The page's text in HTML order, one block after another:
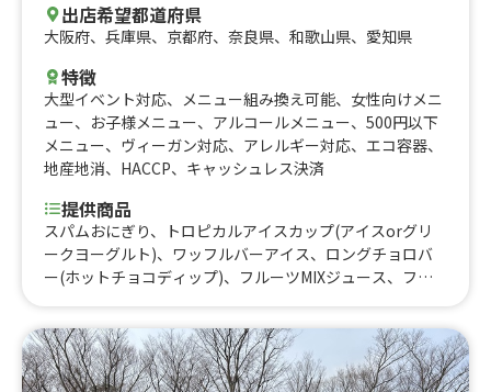
出店希望都道府県
大阪府、 兵庫県、 京都府、 奈良県、 和歌山県、 愛知県
特徴
大型イベント対応、 メニュー組み換え可能、 女性向けメニ
ュー、 お子様メニュー、 アルコールメニュー、 500円以下
メニュー、 ヴィーガン対応、 アレルギー対応、 エコ容器、
地産地消、 HACCP、 キャッシュレス決済
提供商品
スパムおにぎり、トロピカルアイスカップ(アイスorグリ
ークヨーグルト)、ワッフルバーアイス、ロングチョロバ
ー(ホットチョコディップ)、フルーツMIXジュース、フル
ム、ハワイアンクレープ、ハワイアンパンケーキ(ダブル:2
枚)、パフェ、牛やきにくレモン、大きなジューシーたまご
焼きプレート、チキンオーバーライス(ミディアムサイ